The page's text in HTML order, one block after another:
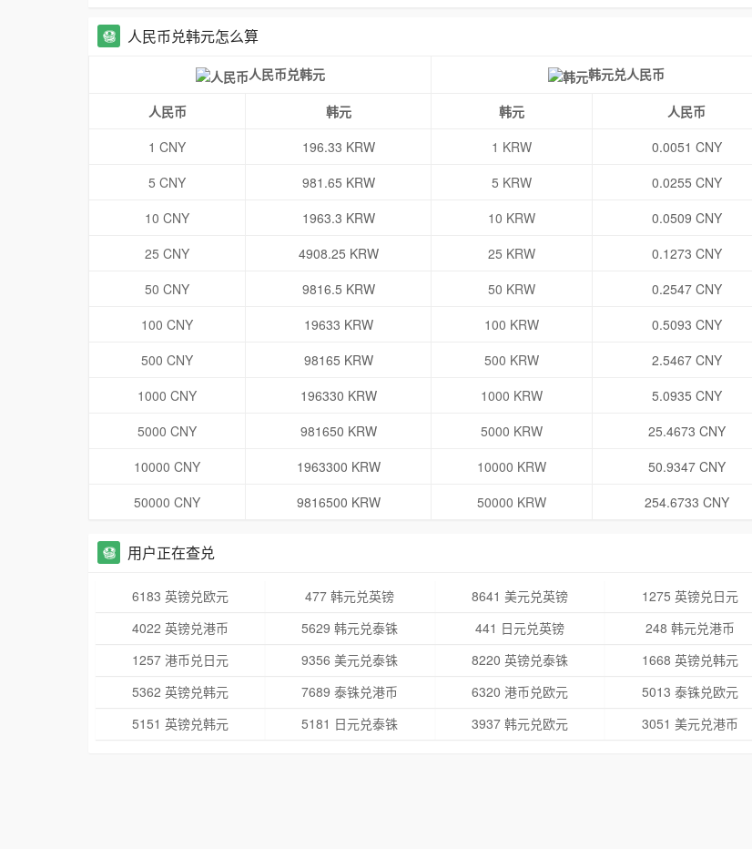
人民币兑韩元怎么算
人民币兑韩元 韩元兑人民币
人民币 韩元 韩元
人民币
1 CNY
196.33 KRW 1 KRW
0.0051 CNY
5 CNY
981.65 KRW 5 KRW
0.0255 CNY
10 CNY
1963.3 KRW 10 KRW
0.0509 CNY
25 CNY
4908.25 KRW 25 KRW
0.1273 CNY
50 CNY
9816.5 KRW 50 KRW
0.2547 CNY
100 CNY
19633 KRW 100 KRW
0.5093 CNY
500 CNY
98165 KRW 500 KRW
2.5467 CNY
1000 CNY
196330 KRW 1000 KRW
5.0935 CNY
5000 CNY
981650 KRW 5000 KRW
25.4673 CNY
10000 CNY
1963300 KRW 10000 KRW
50.9347 CNY
50000 CNY
9816500 KRW 50000 KRW 254.6733 CNY
用户正在查兑
6183 英镑兑欧元 477 韩元兑英镑 8641 美元兑英镑
1275 英镑兑日元
4022 英镑兑港币
5629 韩元兑泰铢 441 日元兑英镑
248 韩元兑港币
1257 港币兑日元
9356 美元兑泰铢 8220 英镑兑泰铢
1668 英镑兑韩元
5362 英镑兑韩元
7689 泰铢兑港币 6320 港币兑欧元
5013 泰铢兑欧元
5151 英镑兑韩元
5181 日元兑泰铢 3937 韩元兑欧元 3051 美元兑港币